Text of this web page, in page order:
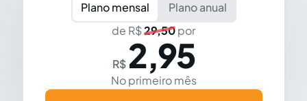
Plano mensal
Plano anual
de R$29,50por
R$ 2,95
No primeiro mês